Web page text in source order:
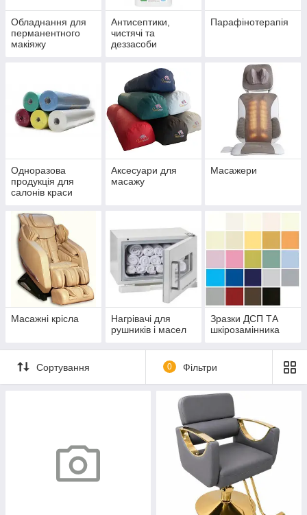
Обладнання для
перманентного
макіяжу
Антисептики,
чистячі та
деззасоби
Парафінотерапія
Одноразова
продукція для
салонів краси
Аксесуари для
масажу
Масажери
Масажні крісла
Нагрівачі для
рушників і масел
Зразки ДСП ТА
шкірозамінника
Сортування 0 Фільтри